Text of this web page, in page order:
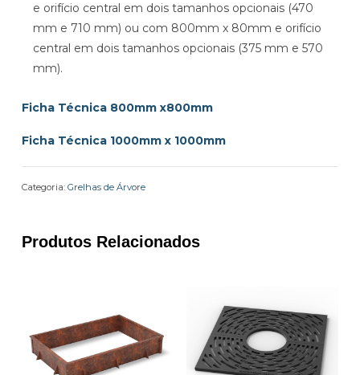
e orifício central em dois tamanhos opcionais (470
mm e 710 mm) ou com 800mm x 80mm e orifício
central em dois tamanhos opcionais (375 mm e 570
mm).
Ficha Técnica 800mm x800mm
Ficha Técnica 1000mm x 1000mm
Categoria: Grelhas de Árvore
Produtos Relacionados